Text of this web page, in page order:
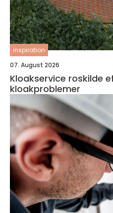
inspiration
07. August 2026
Kloakservice roskilde effektiv hjælp til
kloakproblemer